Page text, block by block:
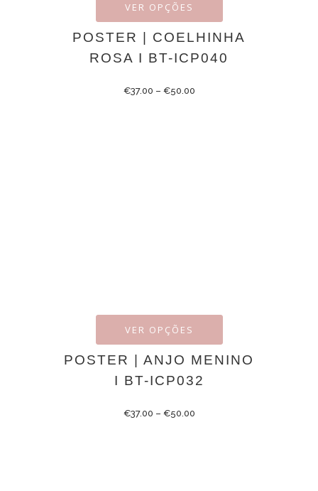
VER OPÇÕES
POSTER | COELHINHA
ROSA I BT-ICP040
€37.00 – €50.00
VER OPÇÕES
POSTER | ANJO MENINO
I BT-ICP032
€37.00 – €50.00